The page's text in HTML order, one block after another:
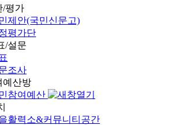
/평가
제안(국민신문고)
평가단
/설문
조사
예산방
참여예산
활력소&커뮤니티공간